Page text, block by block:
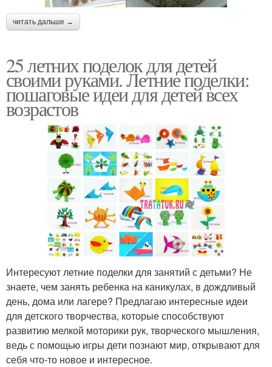
читать дальше →
25 летних поделок для детей
своими руками. Летние поделки:
пошаговые идеи для детей всех
возрастов
Интересуют летние поделки для занятий с детьми? Не
знаете, чем занять ребенка на каникулах, в дождливый
день, дома или лагере? Предлагаю интересные идеи
для детского творчества, которые способствуют
развитию мелкой моторики рук, творческого мышления,
ведь с помощью игры дети познают мир, открывают для
себя что-то новое и интересное.